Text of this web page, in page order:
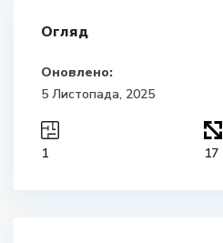
Огляд
Оновлено:
5 Листопада, 2025
1 17